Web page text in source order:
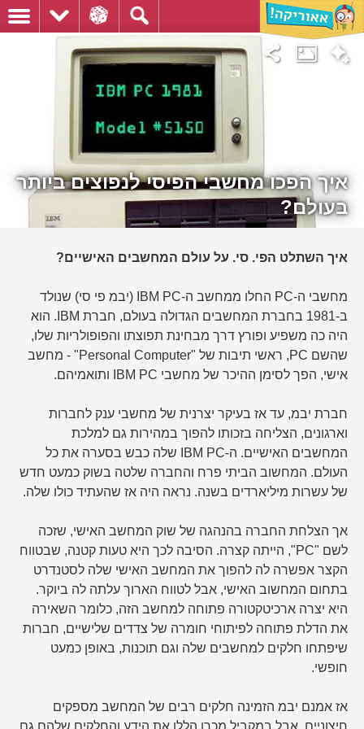
איך הפכו מחשבי הפיסי לנפוצים ביותר
בעולם?
איך השתלט הפי. סי. על עולם המחשבים האישיים?
מחשבי ה-PC החלו ממחשב ה-IBM PC (יבמ פי סי) שנולד
ב-1981 בחברת המחשבים הגדולה בעולם, חברת IBM. הוא
היה כה משפיע ופורץ דרך מבחינת תפוצתו והפופולריות שלו,
שהשם PC, ראשי תיבות של "Personal Computer" - מחשב
אישי, הפך לסימן ההיכר של מחשבי IBM PC ותואמיהם.
חברת יבמ, עד אז בעיקר יצרנית של מחשבי ענק לחברות
וארגונים, הצליחה בזכותו להפוך במהירות גם למלכת
המחשבים האישיים. ה-IBM PC שלה כבש בסערה את כל
העולם. המחשוב הביתי פרח והחברה שלטה בשוק כמעט חדש
של עשרות מיליארדים בשנה. נראה היה אז שהעתיד כולו שלה.
אך הצלחת החברה בהנהגה של שוק המחשב האישי, שזכה
לשם "PC", הייתה קצרה. הסיבה לכך היא טעות קטנה, שבטווח
הקצר אפשרה לה להפוך את המחשב האישי שלה לסטנדרט
בתחום המחשוב האישי, אבל לטווח הארוך עלתה לה ביוקר.
היא יצרה ארכיטקטורה פתוחה למחשב הזה, כלומר השאירה
את הדלת פתוחה לפיתוחי חומרה של צדדים שלישיים, חברות
שיפתחו חלקים למחשבים שלה וגם תוכנות, באופן כמעט
חופשי.
אז אמנם יבמ הזמינה חלקים רבים של המחשב מספקים
חיצוניים. אבל במקביל מכרו הללו את הידע והחלקים שלהם גם